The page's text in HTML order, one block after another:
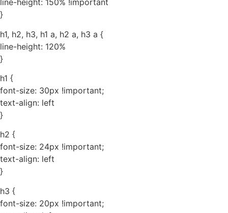
line-height: 150% !important
}
h1, h2, h3, h1 a, h2 a, h3 a {
line-height: 120%
}
h1 {
font-size: 30px !important;
text-align: left
}
h2 {
font-size: 24px !important;
text-align: left
}
h3 {
font-size: 20px !important;